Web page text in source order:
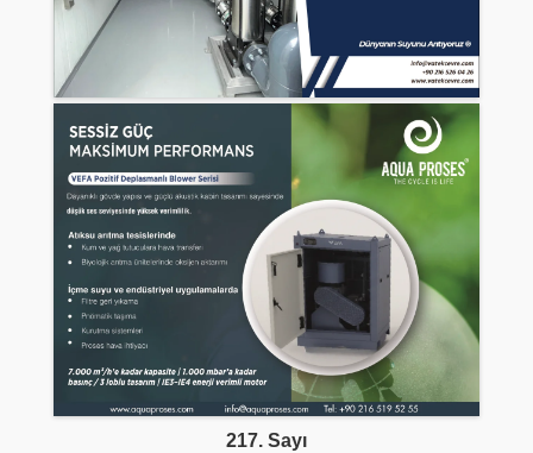
217. Sayı